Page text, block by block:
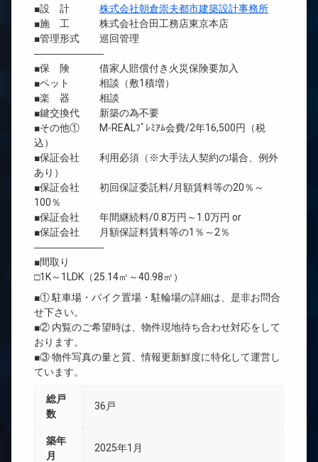
■設 計 株式会社朝倉崇夫都市建築設計事務所
■施 工 株式会社合田工務店東京本店
■管理形式 巡回管理
―――――――
■保 険 借家人賠償付き火災保険要加入
■ペット 相談（敷1積増）
■楽 器 相談
■鍵交換代 新築の為不要
■その他① M-REALﾌﾟﾚﾐｱﾑ会費/2年16,500円（税
込）
■保証会社 利用必須（※大手法人契約の場合、例外
あり）
■保証会社 初回保証委託料/月額賃料等の20％～
100％
■保証会社 年間継続料/0.8万円～1.0万円 or
■保証会社 月額保証料賃料等の1％～2％
―――――――
■間取り
□1K～1LDK（25.14㎡～40.98㎡）
■① 駐車場・バイク置場・駐輪場の詳細は、是非お問合
せ下さい。
■② 内覧のご希望時は、物件現地待ち合わせ対応をして
おります。
■③ 物件写真の量と質、情報更新鮮度に特化して運営し
ています。
総戸
数
36戸
築年
月
2025年1月